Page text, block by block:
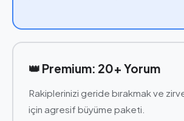
👑 Premium: 20+ Yorum
Rakiplerinizi geride bırakmak ve
için agresif büyüme paketi.